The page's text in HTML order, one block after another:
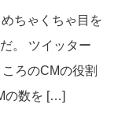
ちゃくちゃ目を
。 ツイッター
ろのCMの役割
の数を […]